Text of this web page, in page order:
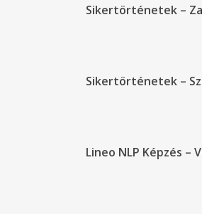
Sikertörténetek –
Sikertörténetek –
Lineo NLP Képzés –